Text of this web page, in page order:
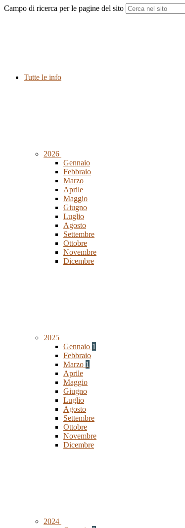
Campo di ricerca per le pagine del sito
Tutte le info
2026
Gennaio
Febbraio
Marzo
Aprile
Maggio
Giugno
Luglio
Agosto
Settembre
Ottobre
Novembre
Dicembre
2025
Gennaio 1
Febbraio
Marzo 1
Aprile
Maggio
Giugno
Luglio
Agosto
Settembre
Ottobre
Novembre
Dicembre
2024